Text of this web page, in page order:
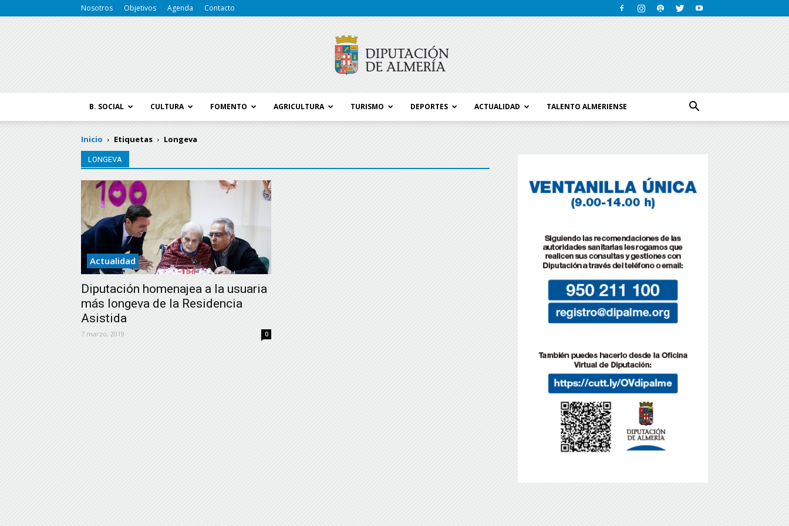
Nosotros Objetivos Agenda Contacto
B. SOCIAL CULTURA FOMENTO AGRICULTURA TURISMO DEPORTES ACTUALIDAD TALENTO ALMERIENSE
Inicio Etiquetas Longeva
LONGEVA
Actualidad
Diputación homenajea a la usuaria
más longeva de la Residencia
Asistida
7 marzo, 2019 0